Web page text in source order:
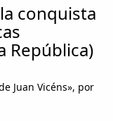
conquista
República)
Juan Vicéns», por